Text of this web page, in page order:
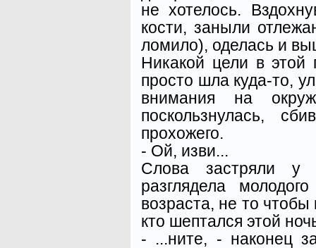
не хотелось.
кости, заныли
ломило), оделась и
Никакой цели в
просто шла куда-то,
внимания на
поскользнулась,
прохожего.
- Ой, изви...
Слова застряли
разглядела
возраста, не то чтобы
кто шептался этой
- ...ните, - наконец